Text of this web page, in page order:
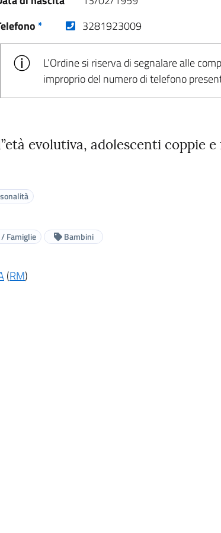
* (nuova scheda - new tab)
3281923009
L’Ordine si riserva di segnalare alle
improprio del numero di telefono
evolutiva, adolescenti coppie
Famiglie Bambini
(RM)